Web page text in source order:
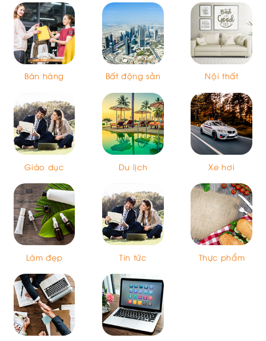
Bán hàng Bất động sản Nội thất
Giáo dục Du lịch Xe hơi
Làm đẹp Tin tức Thực phẩm